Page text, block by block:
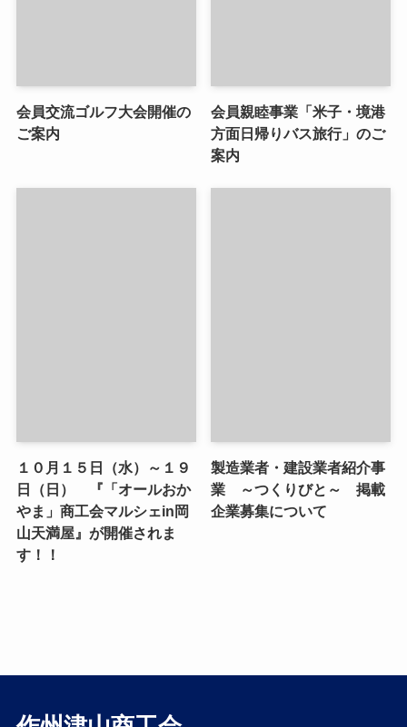
会員交流ゴルフ大会開催の
ご案内
会員親睦事業「米子・境港
方面日帰りバス旅行」のご
案内
１０月１５日（水）～１９
日（日） 『「オールおか
やま」商工会マルシェin岡
山天満屋』が開催されま
す！！
製造業者・建設業者紹介事
業 ～つくりびと～ 掲載
企業募集について